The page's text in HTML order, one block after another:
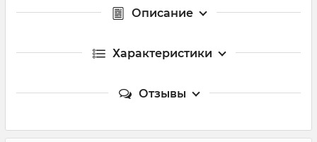
Описание
Характеристики
Отзывы